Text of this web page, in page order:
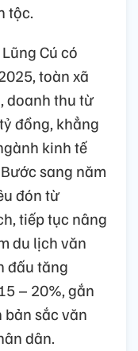
tộc.
Cú có
toàn xã
doanh thu từ
đồng, khẳng
kinh tế
sang năm
đón từ
tiếp tục nâng
du lịch văn
đấu tăng
– 20%, gắn
sắc văn
dân.